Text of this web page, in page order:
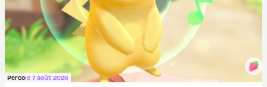
Percole 7 août 2026